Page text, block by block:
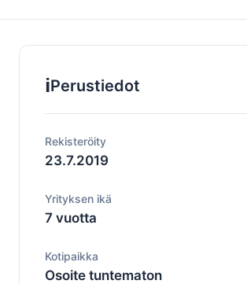
ℹ️Perustiedot
Rekisteröity
23.7.2019
Yrityksen ikä
7 vuotta
Kotipaikka
Osoite tuntematon